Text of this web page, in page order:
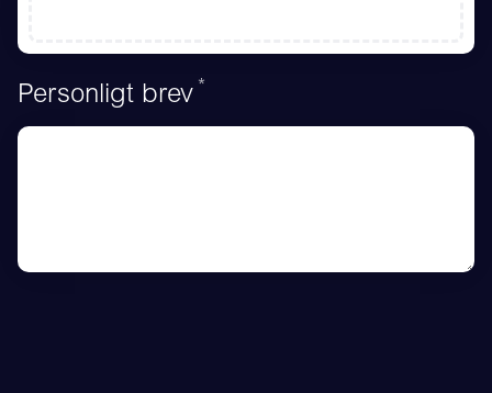
Personligt brev *